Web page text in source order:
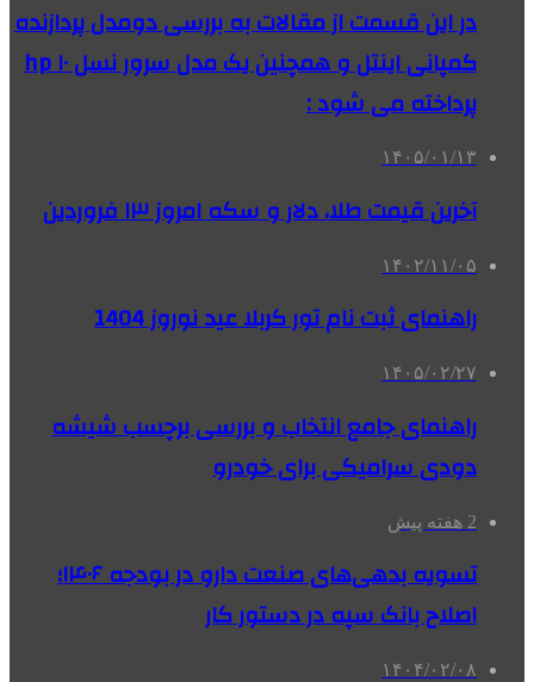
در این قسمت از مقالات به بررسی دو‌مدل پردازنده
کمپانی اینتل و همچنین یک مدل سرور نسل ۱۰ hp
پرداخته می شود :
۱۴۰۵/۰۱/۱۳
آخرین قیمت طلا، دلار و سکه امروز ۱۳ فروردین
۱۴۰۲/۱۱/۰۵
راهنمای ثبت نام تور کربلا عید نوروز 1404
۱۴۰۵/۰۲/۲۷
راهنمای جامع انتخاب و بررسی برچسب شیشه
دودی سرامیکی برای خودرو
2 هفته پیش
تسویه بدهی‌های صنعت دارو در بودجه ۱۴۰۶؛
اصلاح بانک سپه در دستور کار
۱۴۰۴/۰۲/۰۸